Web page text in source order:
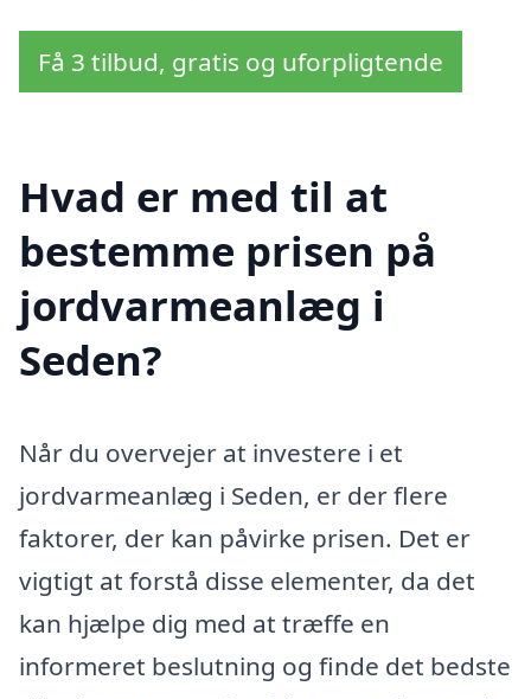
Få 3 tilbud, gratis og uforpligtende
Hvad er med til at
bestemme prisen på
jordvarmeanlæg i
Seden?
Når du overvejer at investere i et
jordvarmeanlæg i Seden, er der flere
faktorer, der kan påvirke prisen. Det er
vigtigt at forstå disse elementer, da det
kan hjælpe dig med at træffe en
informeret beslutning og finde det bedste